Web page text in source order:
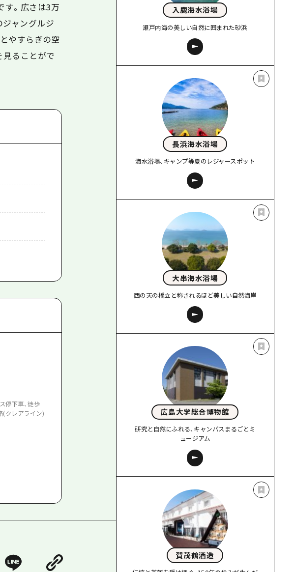
す。広さは3万
ジャングルジ
やすらぎの空
見ることがで
停下車、徒歩
(クレアライン)
入鹿海水浴場
瀬戸内海の美しい自然に囲まれた砂浜
長浜海水浴場
海水浴場、キャンプ等夏のレジャースポット
大串海水浴場
西の天の橋立と称されるほど美しい自然海岸
広島大学総合博物館
研究と自然にふれる、キャンパスまるごとミ
ュージアム
賀茂鶴酒造